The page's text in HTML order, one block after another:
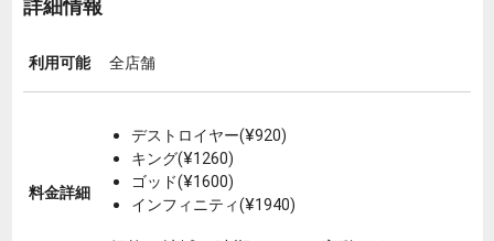
詳細情報
利用可能 全店舗
料金詳細
デストロイヤー(¥920)
キング(¥1260)
ゴッド(¥1600)
インフィニティ(¥1940)